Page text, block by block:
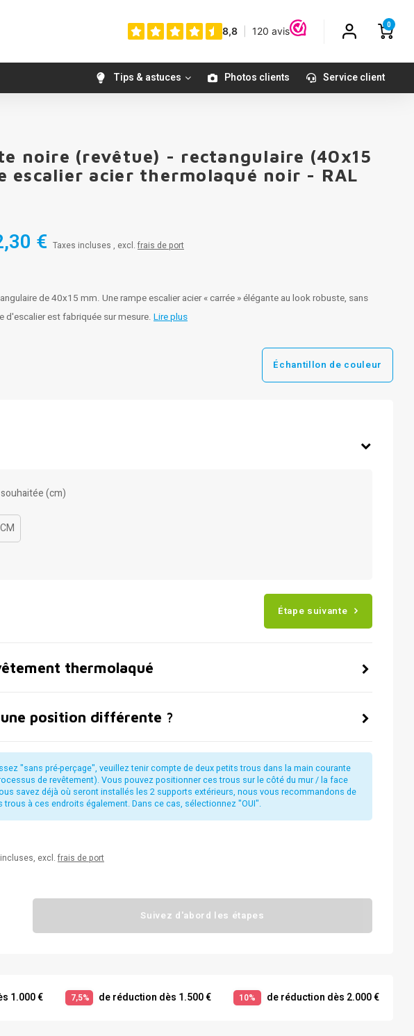
0
Tips & astuces Photos clients Service client
noire (revêtue) - rectangulaire (40x15
escalier acier thermolaqué noir - RAL
€ Taxes incluses , excl. frais de port
de 40x15 mm. Une rampe escalier acier « carrée » élégante au look robuste, sans
d'escalier est fabriquée sur mesure. Lire plus
Échantillon de couleur
(cm)
CM
Étape suivante
thermolaqué
une position différente ?
"sans pré-perçage", veuillez tenir compte de deux petits trous dans la main courante
de revêtement). Vous pouvez positionner ces trous sur le côté du mur / la face
savez déjà où seront installés les 2 supports extérieurs, nous vous recommandons de
trous à ces endroits également. Dans ce cas, sélectionnez "OUI".
excl. frais de port
Suivez d'abord les étapes
1.000 € 7,5% de réduction dès 1.500 € 10% de réduction dès 2.000 €